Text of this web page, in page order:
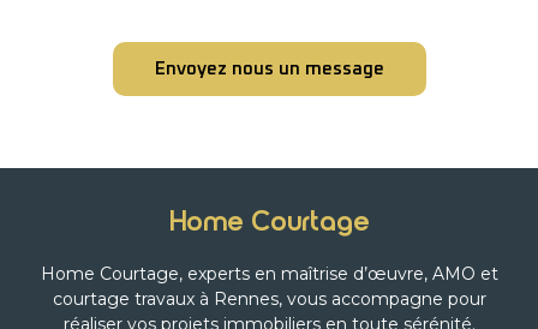
Envoyez nous un message
Home Courtage
Home Courtage, experts en maîtrise d’œuvre, AMO et
courtage travaux à Rennes, vous accompagne pour
réaliser vos projets immobiliers en toute sérénité.